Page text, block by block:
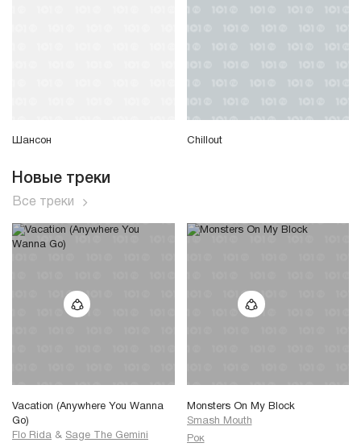
Шансон Chillout
Новые треки
Все треки
Vacation (Anywhere You Wanna
Go)
Flo Rida & Sage The Gemini
Monsters On My Block
Smash Mouth
Рок